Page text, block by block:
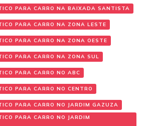
PARA CARRO NA BAIXADA SANTISTA
PARA CARRO NA ZONA LESTE
PARA CARRO NA ZONA OESTE
PARA CARRO NA ZONA SUL
PARA CARRO NO ABC
PARA CARRO NO CENTRO
PARA CARRO NO JARDIM GAZUZA
PARA CARRO NO JARDIM